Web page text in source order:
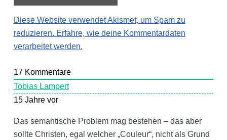
Diese Website verwendet Akismet, um Spam zu
reduzieren. Erfahre, wie deine Kommentardaten
verarbeitet werden.
17Kommentare
Tobias Lampert
15 Jahre vor
Das semantische Problem mag bestehen – das aber
sollte Christen, egal welcher „Couleur“, nicht als Grund